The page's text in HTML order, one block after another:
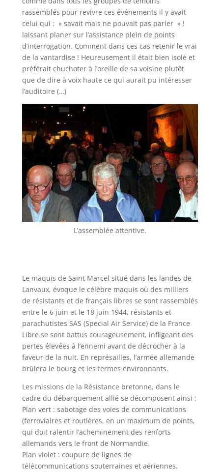
rassemblés pour revivre ces événements il y avait
celui qui : » savait mais ne pouvait pas parler » !
laissant planer sur l’assistance plein de points
d’interrogation. Comment dans ces cas retenir le vrai
de la vantardise ! Heureusement il était bien isolé et
préférait chuchoter à l’oreille de sa voisine plutôt
que de dire à voix haute ce qui aurait pu intéresser
l’auditoire (…)
L’assemblée attentive.
Le maquis de Saint Marcel situé dans les landes de
Lanvaux, évoque le célèbre maquis où des milliers
de résistants et de français libres se sont rassemblés
entre le 6 juin et le 18 juin 1944, résistants et
parachutistes SAS (Special Air Service) de la France
Libre se sont battus courageusement, infligeant des
pertes élevées à l’ennemi avant de décrocher à la
faveur de la nuit. En représailles, l’armée allemande
brûlera le bourg et les fermes environnants.
Les missions de la Résistance bretonne, dans le
cadre du débarquement allié se décomposent ainsi :
Plan vert : sabotage des voies de communications
(ferroviaires et routières, en un maximum de points,
qui doit ralentir l’acheminement des renforts
allemands vers le front de Normandie.
Plan violet : coupure de lignes de
télécommunications souterraines et aériennes.